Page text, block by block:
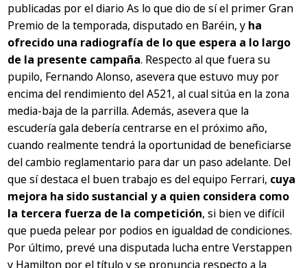
publicadas por el diario As lo que dio de sí el primer Gran
Premio de la temporada, disputado en Baréin, y ha
ofrecido una radiografía de lo que espera a lo largo
de la presente campaña. Respecto al que fuera su
pupilo, Fernando Alonso, asevera que estuvo muy por
encima del rendimiento del A521, al cual sitúa en la zona
media-baja de la parrilla. Además, asevera que la
escudería gala debería centrarse en el próximo año,
cuando realmente tendrá la oportunidad de beneficiarse
del cambio reglamentario para dar un paso adelante. Del
que sí destaca el buen trabajo es del equipo Ferrari, cuya
mejora ha sido sustancial y a quien considera como
la tercera fuerza de la competición, si bien ve difícil
que pueda pelear por podios en igualdad de condiciones.
Por último, prevé una disputada lucha entre Verstappen
y Hamilton por el título y se pronuncia respecto a la